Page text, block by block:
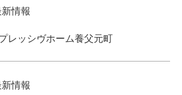
情報
レッシヴホーム養父元町
情報